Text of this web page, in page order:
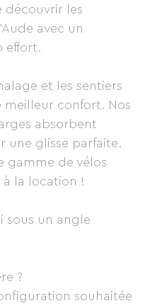
découvrir les
avec un
effort.
et les sentiers
meilleur confort. Nos
absorbent
une glisse parfaite.
gamme de vélos
à la location !
sous un angle
?
souhaitée